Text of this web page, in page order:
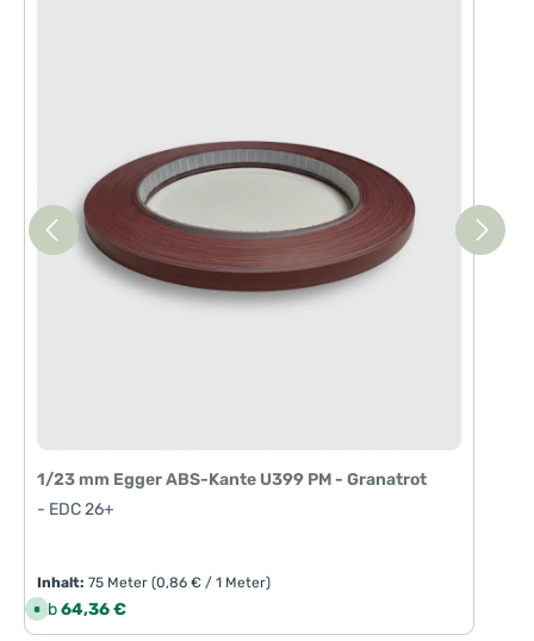
1/23 mm Egger ABS-Kante U399 PM - Granatrot
- EDC 26+
Inhalt:75 Meter(0,86 € / 1 Meter)
Regulärer Preis:
S
o
f
Ab64,36 €